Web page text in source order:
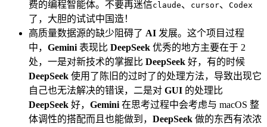
费的编程智能体。不要再迷信claude、 cursor、 Codex
了，大胆的试试中国造！
高质量数据源的缺少阻碍了 AI 发展。这个项目过程
中， Gemini 表现比 DeepSeek 优秀的地方主要在于 2
处，一是对新技术的掌握比 DeepSeek 好，有的时候
DeepSeek 使用了陈旧的过时了的处理方法，导致出现它
自己也无法解决的错误，二是对 GUI 的处理比
DeepSeek 好， Gemini 在思考过程中会考虑与 macOS 整
体调性的搭配而且也能做到， DeepSeek 做的东西有浓浓